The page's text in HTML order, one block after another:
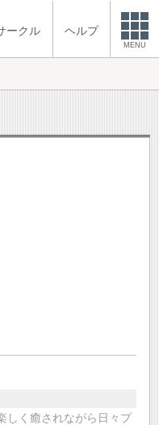
ークル ヘルプ
MENU
しく癒されながら日々プ